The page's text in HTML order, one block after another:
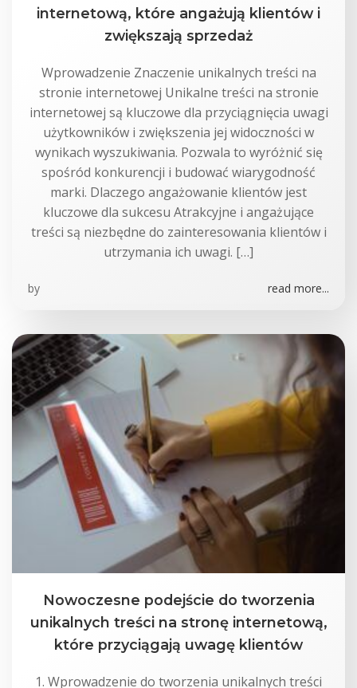
internetową, które angażują klientów i
zwiększają sprzedaż
Wprowadzenie Znaczenie unikalnych treści na
stronie internetowej Unikalne treści na stronie
internetowej są kluczowe dla przyciągnięcia uwagi
użytkowników i zwiększenia jej widoczności w
wynikach wyszukiwania. Pozwala to wyróżnić się
spośród konkurencji i budować wiarygodność
marki. Dlaczego angażowanie klientów jest
kluczowe dla sukcesu Atrakcyjne i angażujące
treści są niezbędne do zainteresowania klientów i
utrzymania ich uwagi. […]
by read more...
Nowoczesne podejście do tworzenia
unikalnych treści na stronę internetową,
które przyciągają uwagę klientów
1. Wprowadzenie do tworzenia unikalnych treści